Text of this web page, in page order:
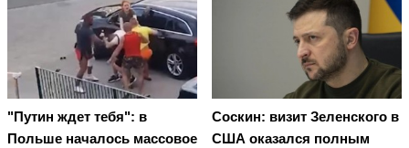
"Путин ждет тебя": в
Польше началось массовое
Соскин: визит Зеленского в
США оказался полным